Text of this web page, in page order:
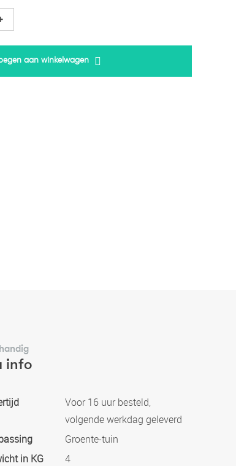
aan winkelwagen
info
Voor 16 uur besteld,
volgende werkdag geleverd
Groente-tuin
in KG
4